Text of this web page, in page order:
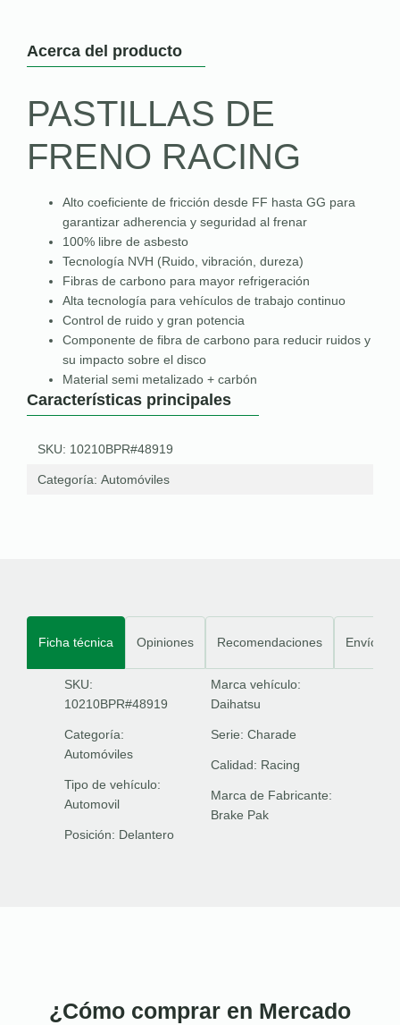
Acerca del producto
PASTILLAS DE
FRENO RACING
Alto coeficiente de fricción desde FF hasta GG para
garantizar adherencia y seguridad al frenar
100% libre de asbesto
Tecnología NVH (Ruido, vibración, dureza)
Fibras de carbono para mayor refrigeración
Alta tecnología para vehículos de trabajo continuo
Control de ruido y gran potencia
Componente de fibra de carbono para reducir ruidos y
su impacto sobre el disco
Material semi metalizado + carbón
Características principales
SKU: 10210BPR#48919
Categoría: Automóviles
Ficha técnica Opiniones Recomendaciones Envíos
SKU:
10210BPR#48919
Categoría:
Automóviles
Tipo de vehículo:
Automovil
Posición: Delantero
Marca vehículo:
Daihatsu
Serie: Charade
Calidad: Racing
Marca de Fabricante:
Brake Pak
¿Cómo comprar en Mercado